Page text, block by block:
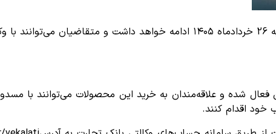
دور جدید ثبت‌نام خودروهای وارداتی از روز شنبه 23 خردادماه آغاز و تا پایان روز سه‌شنبه 26
اقدام کنند.